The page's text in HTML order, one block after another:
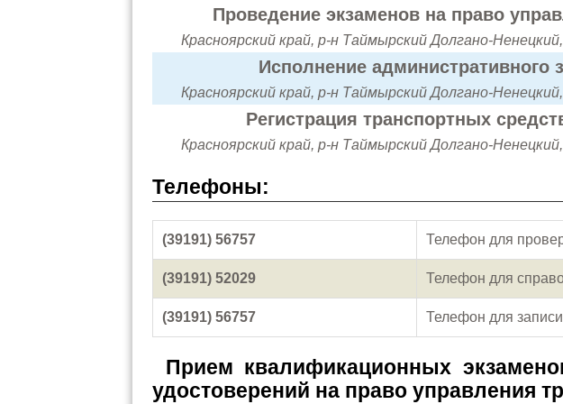
Проведение экзаменов на право
Красноярский край, р-н Таймырский Долгано-
Исполнение административного
Красноярский край, р-н Таймырский Долгано-
Регистрация транспортных
Красноярский край, р-н Таймырский Долгано-
Телефоны:
(39191) 56757 Телефон для
(39191) 52029 Телефон для
(39191) 56757 Телефон для записи
Прием квалификационных
удостоверений на право управления